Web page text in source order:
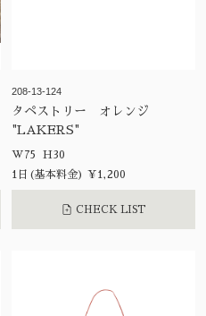
208-13-124
タペストリー オレンジ
"LAKERS"
W75 H30
1日(基本料金) ¥1,200
CHECK LIST